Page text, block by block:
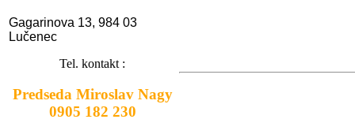
Gagarinova 13, 984 03
Lučenec
Tel. kontakt :
Predseda Miroslav Nagy
0905 182 230